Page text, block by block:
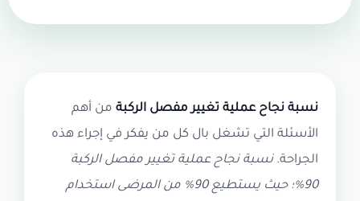
نسبة نجاح عملية تغيير مفصل الركبة, نجاح عملية
نسبة نجاح عملية تغيير مفصل الركبة من أهم
الأسئلة التي تشغل بال كل من يفكر في إجراء هذه
الجراحة. نسبة نجاح عملية تغيير مفصل الركبة
90%؛ حيث يستطيع 90% من المرضى استخدام